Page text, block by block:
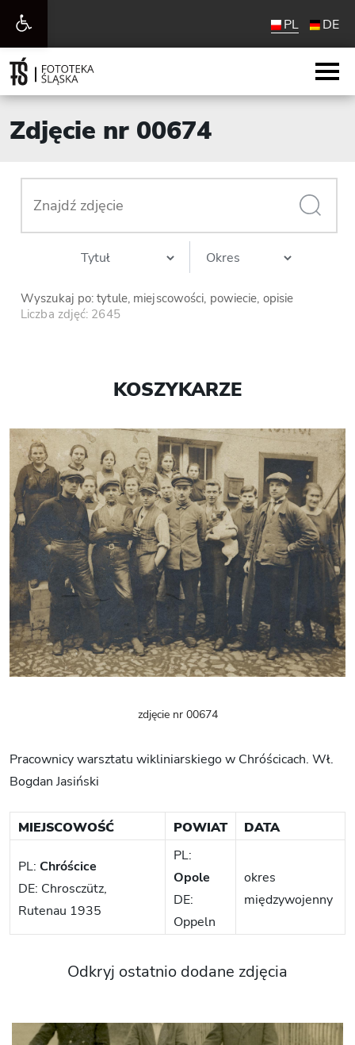
Otwórz
pasek
narzędzi
PL DE
Zdjęcie nr 00674
Wyszukaj po: tytule, miejscowości, powiecie, opisie
Liczba zdjęć: 2645
KOSZYKARZE
zdjęcie nr 00674
Pracownicy warsztatu wikliniarskiego w Chróścicach. Wł.
Bogdan Jasiński
MIEJSCOWOŚĆ POWIAT DATA
PL: Chróścice
DE: Chrosczütz,
Rutenau 1935
PL:
Opole
DE:
Oppeln
okres
międzywojenny
Odkryj ostatnio dodane zdjęcia